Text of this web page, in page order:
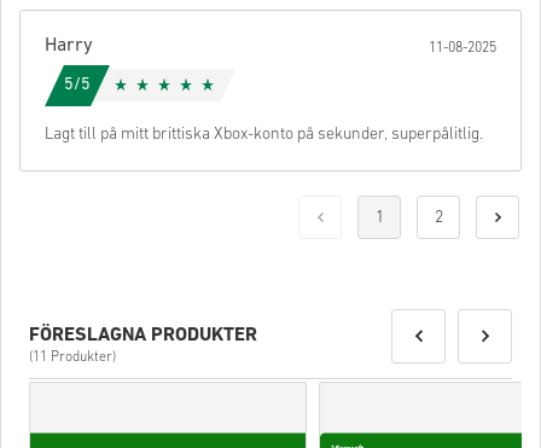
Harry 11-08-2025
5/5
Lagt till på mitt brittiska Xbox-konto på sekunder, superpålitlig.
1 2
FÖRESLAGNA PRODUKTER
(11 Produkter)